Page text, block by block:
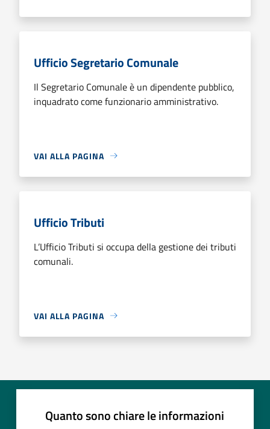
Ufficio Segretario Comunale
Il Segretario Comunale è un dipendente pubblico,
inquadrato come funzionario amministrativo.
VAI ALLA PAGINA
Ufficio Tributi
L’Ufficio Tributi si occupa della gestione dei tributi
comunali.
VAI ALLA PAGINA
Quanto sono chiare le informazioni